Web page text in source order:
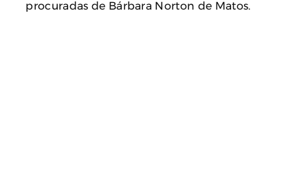
procuradas de Bárbara Norton de Matos.